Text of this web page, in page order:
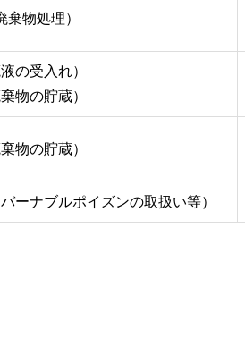
棄物処理）
液の受入れ）
棄物の貯蔵）
棄物の貯蔵）
ーナブルポイズンの取扱い等）